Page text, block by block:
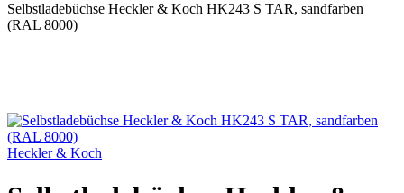
Selbstladebüchse Heckler & Koch HK243 S TAR, sandfarben
(RAL 8000)
Heckler & Koch